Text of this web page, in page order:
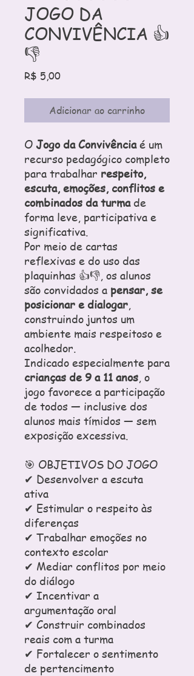
JOGO DA
CONVIVÊNCIA 👍
👎
R$ 5,00Preço
Adicionar ao carrinho
O Jogo da Convivênciaé um
recurso pedagógico completo
para trabalhar respeito,
escuta, emoções, conflitos e
combinados da turmade
forma leve, participativa e
significativa.
Por meio de cartas
reflexivas e do uso das
plaquinhas 👍👎, os alunos
são convidados a pensar, se
posicionar e dialogar,
construindo juntos um
ambiente mais respeitoso e
acolhedor.
Indicado especialmente para
crianças de 9 a 11 anos, o
jogo favorece a participação
de todos — inclusive dos
alunos mais tímidos — sem
exposição excessiva.
🎯 OBJETIVOS DO JOGO
✔ Desenvolver a escuta
ativa
✔ Estimular o respeito às
diferenças
✔ Trabalhar emoções no
contexto escolar
✔ Mediar conflitos por meio
do diálogo
✔ Incentivar a
argumentação oral
✔ Construir combinados
reais com a turma
✔ Fortalecer o sentimento
de pertencimento